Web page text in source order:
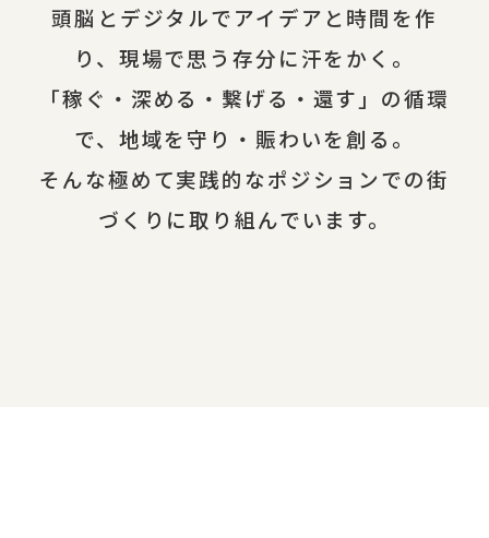
頭脳とデジタルでアイデアと時間を作
り、現場で思う存分に汗をかく。
「稼ぐ・深める・繋げる・還す」の循環
で、地域を守り・賑わいを創る。
そんな極めて実践的なポジションでの街
づくりに取り組んでいます。